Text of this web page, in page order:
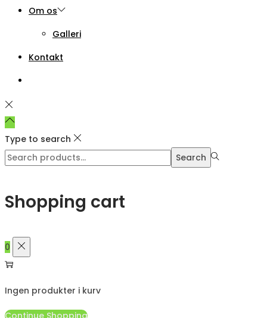
Om os
Galleri
Kontakt
Type to search
Search
Search
Shopping cart
0
Ingen produkter i kurv